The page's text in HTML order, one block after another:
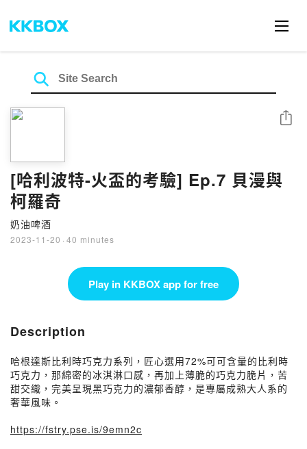
[哈利波特-火盃的考驗] Ep.7 貝漫與
柯羅奇
奶油啤酒
2023-11-20 · 40 minutes
Share
Play in KKBOX app for free
Description
哈根達斯比利時巧克力系列，匠心選用72%可可含量的比利時
巧克力，那綿密的冰淇淋口感，再加上薄脆的巧克力脆片，苦
甜交織，完美呈現黑巧克力的濃郁香醇，是專屬成熟大人系的
奢華風味。
https://fstry.pse.is/9emn2c